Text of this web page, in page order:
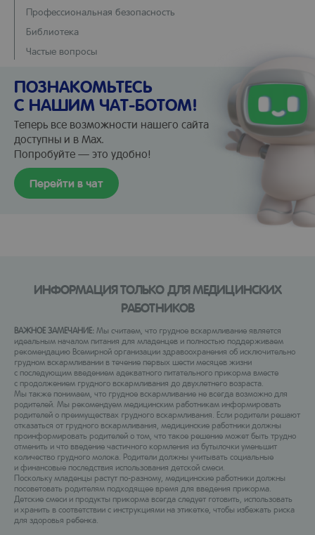
Профессиональная безопасность
Библиотека
Частые вопросы
ПОЗНАКОМЬТЕСЬ
С НАШИМ ЧАТ-БОТОМ!
Теперь все возможности нашего сайта
доступны и в Max.
Попробуйте — это удобно!
Перейти в чат
ИНФОРМАЦИЯ ТОЛЬКО ДЛЯ МЕДИЦИНСКИХ
РАБОТНИКОВ
ВАЖНОЕ ЗАМЕЧАНИЕ:Мы считаем, что грудное вскармливание является
идеальным началом питания для младенцев и полностью поддерживаем
рекомендацию Всемирной организации здравоохранения об исключительно
грудном вскармливании в течение первых шести месяцев жизни
с последующим введением адекватного питательного прикорма вместе
с продолжением грудного вскармливания до двухлетнего возраста.
Мы также понимаем, что грудное вскармливание не всегда возможно для
родителей. Мы рекомендуем медицинским работникам информировать
родителей о преимуществах грудного вскармливания. Если родители решают
отказаться от грудного вскармливания, медицинские работники должны
проинформировать родителей о том, что такое решение может быть трудно
отменить и что введение частичного кормления из бутылочки уменьшит
количество грудного молока. Родители должны учитывать социальные
и финансовые последствия использования детской смеси.
Поскольку младенцы растут по-разному, медицинские работники должны
посоветовать родителям подходящее время для введения прикорма.
Детские смеси и продукты прикорма всегда следует готовить, использовать
и хранить в соответствии с инструкциями на этикетке, чтобы избежать риска
для здоровья ребенка.